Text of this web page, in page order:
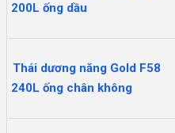
200L ống dầu
Thái dương năng Gold F58
240L ống chân không